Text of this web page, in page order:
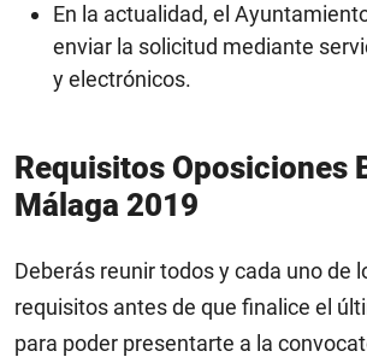
En la actualidad, el
enviar la solicitud mediante
y electrónicos.
Requisitos Oposiciones
Málaga 2019
Deberás reunir todos y cada uno de
requisitos antes de que finalice el
para poder presentarte a la